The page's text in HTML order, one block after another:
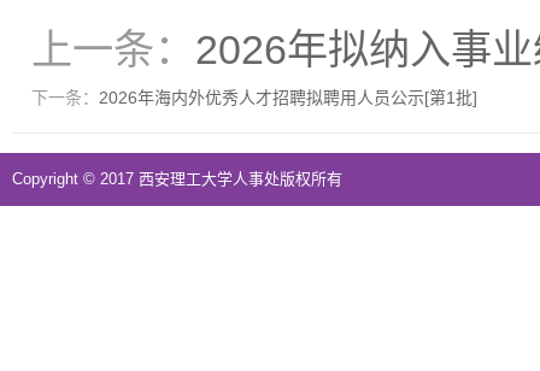
上一条： 2026年拟纳入事
下一条： 2026年海内外优秀人才招聘拟聘用人员公示[第1批]
Copyright © 2017 西安理工大学人事处版权所有